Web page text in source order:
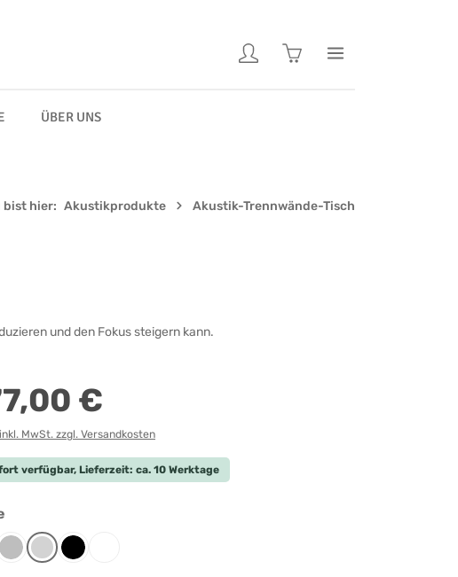
Warenkorb enthält 0
ÜBER UNS
bist hier: Akustikprodukte Akustik-Trennwände-Tisch
und den Fokus steigern kann.
Preis: €
MwSt. zzgl. Versandkosten
verfügbar, Lieferzeit: ca. 10 Werktage
Grau-meliert
LichtgrauSchwarz